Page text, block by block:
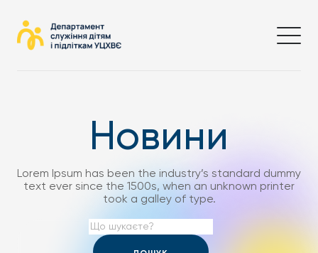
Новини
Lorem Ipsum has been the industry’s standard dummy
text ever since the 1500s, when an unknown printer
took a galley of type.